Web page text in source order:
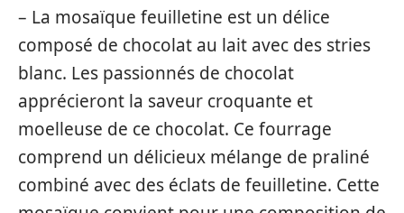
– La mosaïque feuilletine est un délice
composé de chocolat au lait avec des stries
blanc. Les passionnés de chocolat
apprécieront la saveur croquante et
moelleuse de ce chocolat. Ce fourrage
comprend un délicieux mélange de praliné
combiné avec des éclats de feuilletine. Cette